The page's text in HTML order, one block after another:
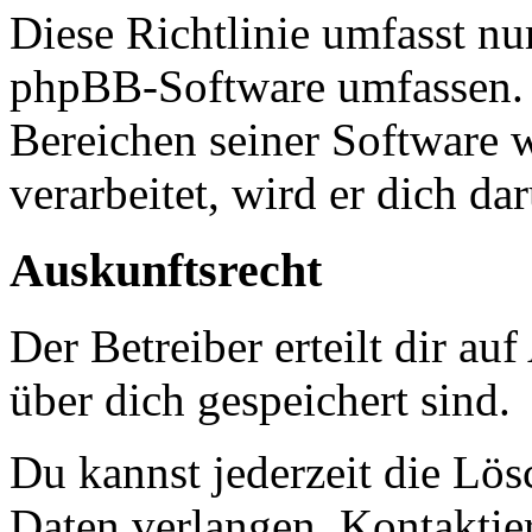
Diese Richtlinie umfasst
phpBB-Software
Bereichen seiner Software
verarbeitet, wird er dich
Auskunftsrecht
Der Betreiber erteilt dir
über dich gespeichert sind.
Du kannst jederzeit die